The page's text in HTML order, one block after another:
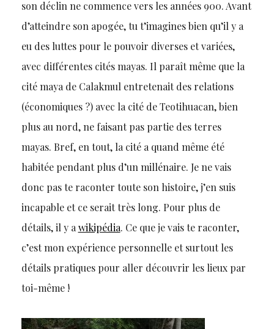
son déclin ne commence vers les années 900. Avant
d’atteindre son apogée, tu t’imagines bien qu’il y a
eu des luttes pour le pouvoir diverses et variées,
avec différentes cités mayas. Il paraît même que la
cité maya de Calakmul entretenait des relations
(économiques ?) avec la cité de Teotihuacan, bien
plus au nord, ne faisant pas partie des terres
mayas. Bref, en tout, la cité a quand même été
habitée pendant plus d’un millénaire. Je ne vais
donc pas te raconter toute son histoire, j’en suis
incapable et ce serait très long. Pour plus de
détails, il y a wikipédia. Ce que je vais te raconter,
c’est mon expérience personnelle et surtout les
détails pratiques pour aller découvrir les lieux par
toi-même !